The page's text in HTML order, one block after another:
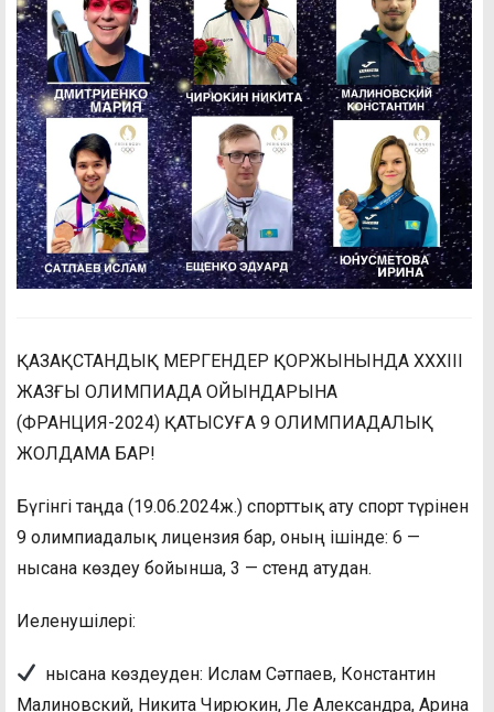
ҚАЗАҚСТАНДЫҚ МЕРГЕНДЕР ҚОРЖЫНЫНДА XXXIII
ЖАЗҒЫ ОЛИМПИАДА ОЙЫНДАРЫНА
(ФРАНЦИЯ-2024) ҚАТЫСУҒА 9 ОЛИМПИАДАЛЫҚ
ЖОЛДАМА БАР!
Бүгінгі таңда (19.06.2024ж.) спорттық ату спорт түрінен
9 олимпиадалық лицензия бар, оның ішінде: 6 —
нысана көздеу бойынша, 3 — стенд атудан.
Иеленушілері:
нысана көздеуден: Ислам Сәтпаев, Константин
Малиновский, Никита Чирюкин, Ле Александра, Арина